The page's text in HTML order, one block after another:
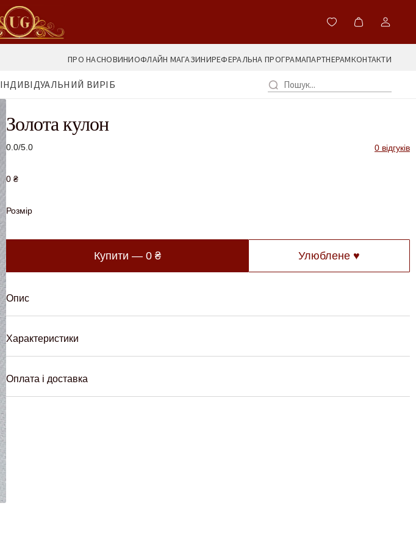
ПРО НАСНОВИНИОФЛАЙН МАГАЗИНИРЕФЕРАЛЬНА ПРОГРАМАПАРТНЕРАМКОНТАКТИ
ІНДИВІДУАЛЬНИЙ ВИРІБ
Золота кулон
0.0/5.0 0 відгуків
0 ₴
Розмір
Купити — 0 ₴ Улюблене ♥
Опис
Характеристики
Оплата і доставка